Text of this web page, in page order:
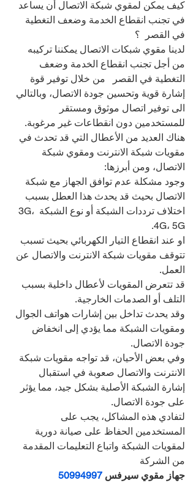
كيف يمكن لمقوي شبكة الاتصال أن يساعد
في تجنب انقطاع الخدمة وضعف التغطية
في القصر  ؟
لدينا مقوي شبكات الاتصال يمكننا تركيبه
من أجل تجنب انقطاع الخدمة وضعف
التغطية في القصر   من خلال توفير قوة
إشارة قوية وتحسين جودة الاتصال، وبالتالي
الى توفير اتصال موثوق ومستقر
للمستخدمين دون انقطاعات غير مرغوبة.
هناك العديد من الأعطال التي قد تحدث في
مقويات شبكة الانترنت ومقوي شبكة
الاتصال، ومن أبرزها:
وجود مشكلة عدم توافق الجهاز مع شبكة
الاتصال بحيث قد يحدث هذا العطل بسبب
اختلاف ترددات الشبكة أو نوع الشبكة 3G،
4G، 5G.
او عند انقطاع التيار الكهربائي بحيث تسبب
تتوقف مقويات شبكة الانترنت والاتصال عن
العمل.
قد تتعرض المقويات لأعطال داخلية بسبب
التلف أو الصدمات الخارجية.
وقد يحدث تداخل بين إشارات هواتف الجوال
ومقويات الشبكة مما يؤدي إلى انخفاض
جودة الاتصال.
وفي بعض الأحيان، قد تواجه مقويات شبكة
الانترنت والاتصال صعوبة في استقبال
إشارة الشبكة الأصلية بشكل جيد، مما يؤثر
على جودة الاتصال.
لتفادي هذه المشاكل، يجب على
المستخدمين الحفاظ على صيانة دورية
لمقويات الشبكة واتباع التعليمات المقدمة
من الشركة
جهاز مقوي سيرفس 50994997